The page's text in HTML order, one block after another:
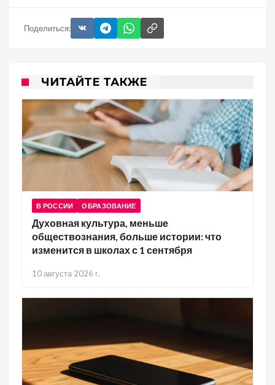
Поделиться:
ЧИТАЙТЕ ТАКЖЕ
В РОССИИ ОБРАЗОВАНИЕ
Духовная культура, меньше
обществознания, больше истории: что
изменится в школах с 1 сентября
10 августа 2026 г.